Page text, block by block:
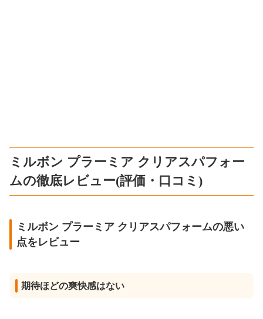
ミルボン プラーミア クリアスパフォー
ムの徹底レビュー(評価・口コミ)
ミルボン プラーミア クリアスパフォームの悪い
点をレビュー
期待ほどの爽快感はない